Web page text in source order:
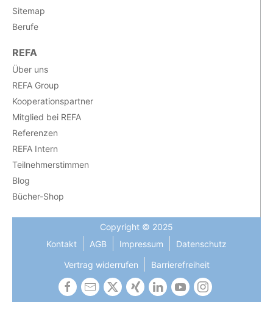
Sitemap
Berufe
REFA
Über uns
REFA Group
Kooperationspartner
Mitglied bei REFA
Referenzen
REFA Intern
Teilnehmerstimmen
Blog
Bücher-Shop
Copyright © 2025
Kontakt
AGB Impressum
Datenschutz
Vertrag widerrufen
Barrierefreiheit